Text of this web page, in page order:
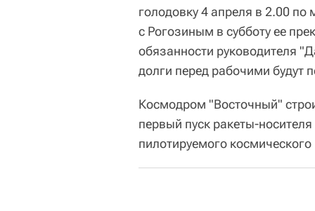
голодовку 4 апреля в 2.00
с Рогозиным в субботу ее
обязанности руководителя
долги перед рабочими будут
Космодром "Восточный"
первый пуск ракеты-
пилотируемого